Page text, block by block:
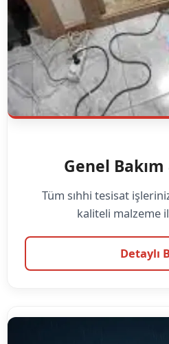
Genel
Tüm sıhhi tesisat
kaliteli malzeme
Detaylı